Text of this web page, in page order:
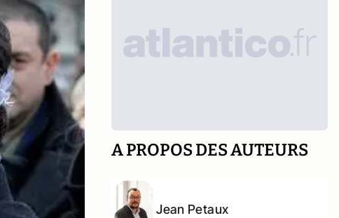
A PROPOS DES AUTEURS
Jean Petaux